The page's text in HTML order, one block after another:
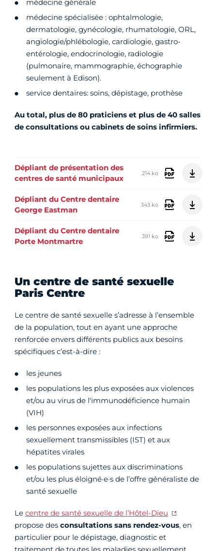
médecine générale
médecine spécialisée : ophtalmologie,
dermatologie, gynécologie, rhumatologie, ORL,
angiologie/phlébologie, cardiologie, gastro-
entérologie, endocrinologie, radiologie
(pulmonaire, mammographie, échographie
seulement à Edison).
service dentaires: soins, dépistage, prothèse
Au total, plus de 80 praticiens et plus de 40 salles
de consultations ou cabinets de soins infirmiers.
Dépliant de présentation des
centres de santé municipaux
214 ko
Dépliant du Centre dentaire
George Eastman
343 ko
Dépliant du Centre dentaire
Porte Montmartre
391 ko
Un centre de santé sexuelle
Paris Centre
Le centre de santé sexuelle s’adresse à l’ensemble
de la population, tout en ayant une approche
renforcée envers différents publics aux besoins
spécifiques c’est-à-dire :
les jeunes
les populations les plus exposées aux violences
et/ou au virus de l'immunodéficience humain
(VIH)
les personnes exposées aux infections
sexuellement transmissibles (IST) et aux
hépatites virales
les populations sujettes aux discriminations
et/ou les plus éloigné·e·s de l’offre généraliste de
santé sexuelle
Le centre de santé sexuelle de l’Hôtel-Dieu
propose des consultations sans rendez-vous, en
particulier pour le dépistage, diagnostic et